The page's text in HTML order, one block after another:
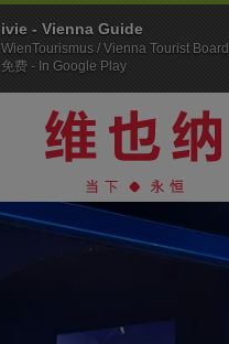
ivie - Vienna Guide
WienTourismus / Vienna Tourist Board
免费 - In Google Play